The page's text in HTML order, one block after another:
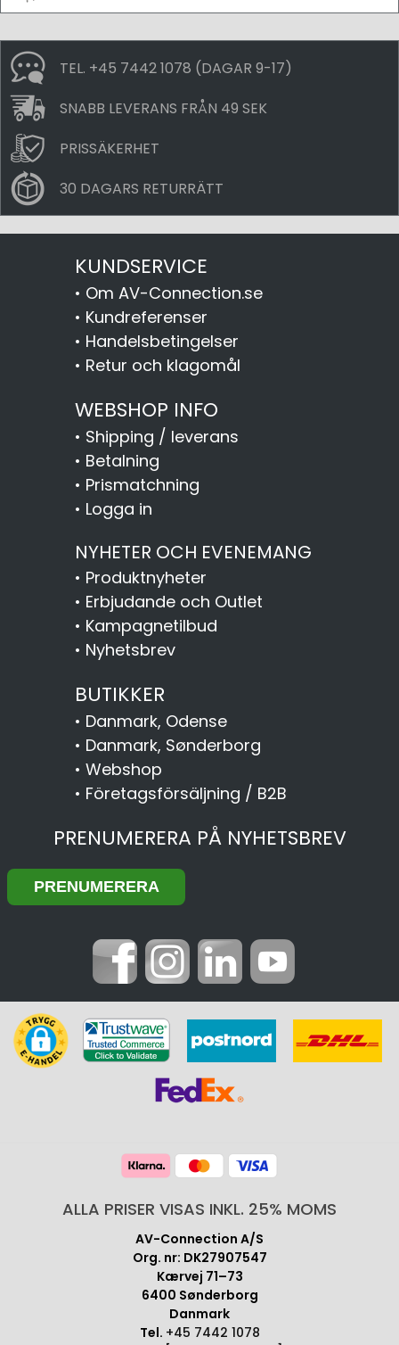
TEL. +45 7442 1078 (DAGAR 9-17)
SNABB LEVERANS FRÅN 49 SEK
PRISSÄKERHET
30 DAGARS RETURRÄTT
KUNDSERVICE
• Om AV-Connection.se
• Kundreferenser
• Handelsbetingelser
• Retur och klagomål
WEBSHOP INFO
• Shipping / leverans
• Betalning
• Prismatchning
• Logga in
NYHETER OCH EVENEMANG
• Produktnyheter
• Erbjudande och Outlet
• Kampagnetilbud
• Nyhetsbrev
BUTIKKER
• Danmark, Odense
• Danmark, Sønderborg
• Webshop
• Företagsförsäljning / B2B
PRENUMERERA PÅ NYHETSBREV
ALLA PRISER VISAS INKL. 25% MOMS
AV-Connection A/S
Org. nr: DK27907547
Kærvej 71–73
6400 Sønderborg
Danmark
Tel. +45 7442 1078